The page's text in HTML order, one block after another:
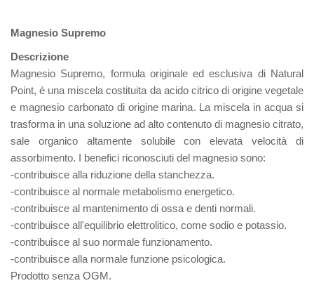
Magnesio Supremo
Descrizione
Magnesio Supremo, formula originale ed esclusiva di Natural
Point, è una miscela costituita da acido citrico di origine vegetale
e magnesio carbonato di origine marina. La miscela in acqua si
trasforma in una soluzione ad alto contenuto di magnesio citrato,
sale organico altamente solubile con elevata velocità di
assorbimento. I benefici riconosciuti del magnesio sono:
-contribuisce alla riduzione della stanchezza.
-contribuisce al normale metabolismo energetico.
-contribuisce al mantenimento di ossa e denti normali.
-contribuisce all'equilibrio elettrolitico, come sodio e potassio.
-contribuisce al suo normale funzionamento.
-contribuisce alla normale funzione psicologica.
Prodotto senza OGM.